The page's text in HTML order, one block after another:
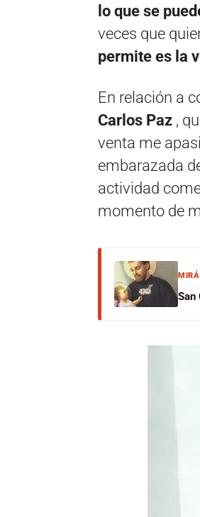
lo que se
veces que
permite es la
En relación a
Carlos Paz ,
venta me
embarazada
actividad
momento de
San